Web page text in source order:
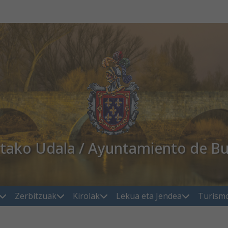
Udala / Ayuntamiento de
Zerbitzuak Kirolak Lekua eta Jendea